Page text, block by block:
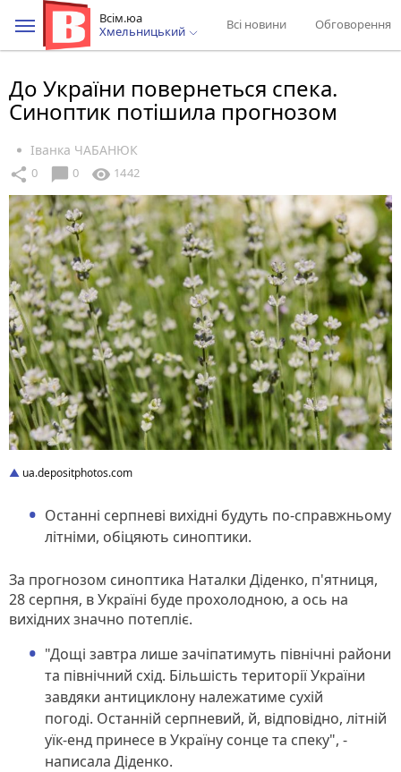
Всім.юа
Хмельницький
Всі новини Обговорення
До України повернеться спека.
Синоптик потішила прогнозом
Іванка ЧАБАНЮК
share 0 chat_bubble 0 visibility 1442
ua.depositphotos.com
Останні серпневі вихідні будуть по-справжньому
літніми, обіцяють синоптики.
За прогнозом синоптика Наталки Діденко, п'ятниця,
28 серпня, в Україні буде прохолодною, а ось на
вихідних значно потепліє.
"Дощі завтра лише зачіпатимуть північні райони
та північний схід. Більшість території України
завдяки антициклону належатиме сухій
погоді. Останній серпневий, й, відповідно, літній
уїк-енд принесе в Україну сонце та спеку", -
написала Діденко.